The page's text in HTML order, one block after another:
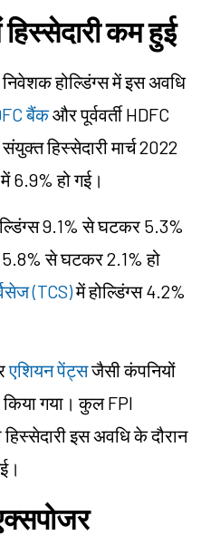
कम हुई
होल्डिंग्स में इस अवधि
बैंकऔर पूर्ववर्ती HDFC
हिस्सेदारी मार्च 2022
6.9% हो गई।
9.1% से घटकर 5.3%
से घटकर 2.1% हो
(TCS)में होल्डिंग्स 4.2%
एशियन पेंट्सजैसी कंपनियों
गया। कुल FPI
हिस्सेदारी इस अवधि के दौरान